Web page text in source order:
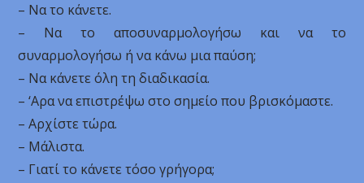
– Να το κάνετε.
– Να το αποσυναρμολογήσω και να το
συναρμολογήσω ή να κάνω μια παύση;
– Να κάνετε όλη τη διαδικασία.
– ‘Αρα να επιστρέψω στο σημείο που βρισκόμαστε.
– Αρχίστε τώρα.
– Μάλιστα.
– Γιατί το κάνετε τόσο γρήγορα;